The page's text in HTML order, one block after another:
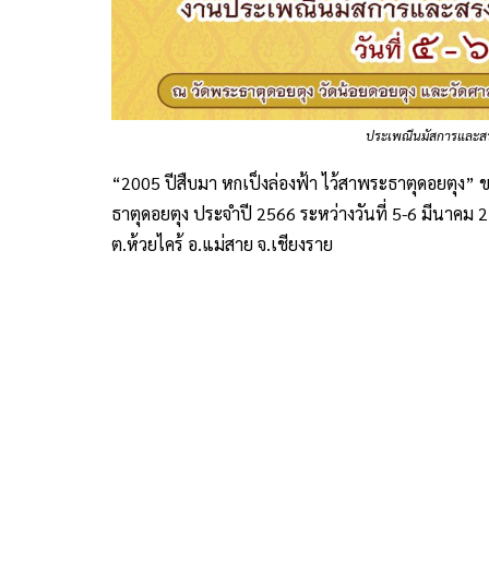
ประเพณีนมัสการและ
“2005 ปีสืบมา หกเป็งล่องฟ้า ไว้สาพระธาตุดอยตุง
ธาตุดอยตุง ประจำปี 2566 ระหว่างวันที่ 5-6 มีนาคม
ต.ห้วยไคร้ อ.แม่สาย จ.เชียงราย